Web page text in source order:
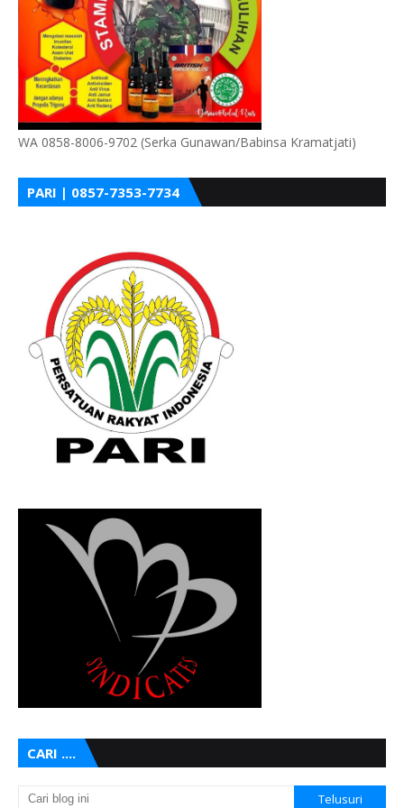
WA 0858-8006-9702 (Serka Gunawan/Babinsa Kramatjati)
PARI | 0857-7353-7734
CARI ....